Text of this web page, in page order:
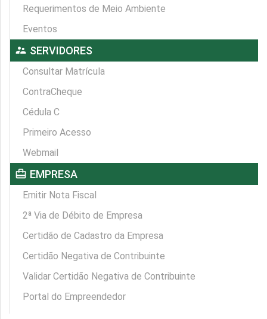
Requerimentos de Meio Ambiente
Eventos
supervisor_account SERVIDORES
Consultar Matrícula
ContraCheque
Cédula C
Primeiro Acesso
Webmail
card_travel EMPRESA
Emitir Nota Fiscal
2ª Via de Débito de Empresa
Certidão de Cadastro da Empresa
Certidão Negativa de Contribuinte
Validar Certidão Negativa de Contribuinte
Portal do Empreendedor